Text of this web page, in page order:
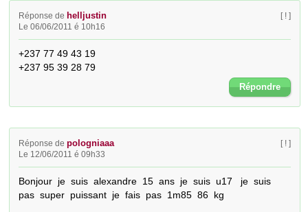
Réponse de helljustin
Le 06/06/2011 é 10h16
[ ! ]
+237 77 49 43 19
+237 95 39 28 79
Répondre
Réponse depologniaaa
Le 12/06/2011 é 09h33
[ ! ]
Bonjour  je  suis  alexandre  15  ans  je  suis  u17   je  suis
pas  super  puissant  je  fais  pas  1m85  86  kg